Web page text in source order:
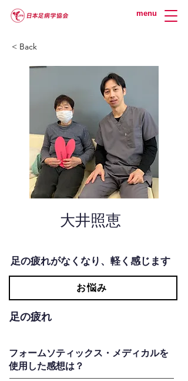
menu
< Back
大井照恵
足の疲れがなくなり、軽く感じます
お悩み
足の疲れ
フォームソティックス・メディカルを
使用した感想は？